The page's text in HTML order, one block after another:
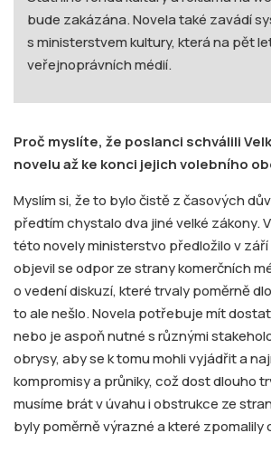
bude zakázána. Novela také zavádí
s ministerstvem kultury, která na pět
veřejnoprávních médií.
Proč myslíte, že poslanci schválili
novelu až ke konci jejich volebního
Myslím si, že to bylo čistě z časových
předtím chystalo dva jiné velké zákony.
této novely ministerstvo předložilo v září
objevil se odpor ze strany komerčních
o vedení diskuzí, které trvaly poměrně
to ale nešlo. Novela potřebuje mít
nebo je aspoň nutné s různými
obrysy, aby se k tomu mohli vyjádřit a
kompromisy a průniky, což dost dlouho
musíme brát v úvahu i obstrukce ze
byly poměrně výrazné a které zpomalily